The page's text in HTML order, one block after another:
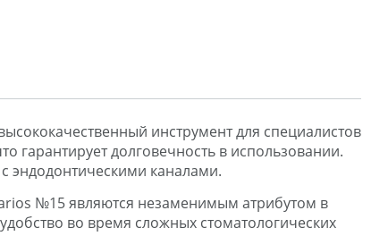
инструмент для специалистов
гарантирует долговечность в использовании.
эндодонтическими каналами.
№15 являются незаменимым атрибутом в
во время сложных стоматологических